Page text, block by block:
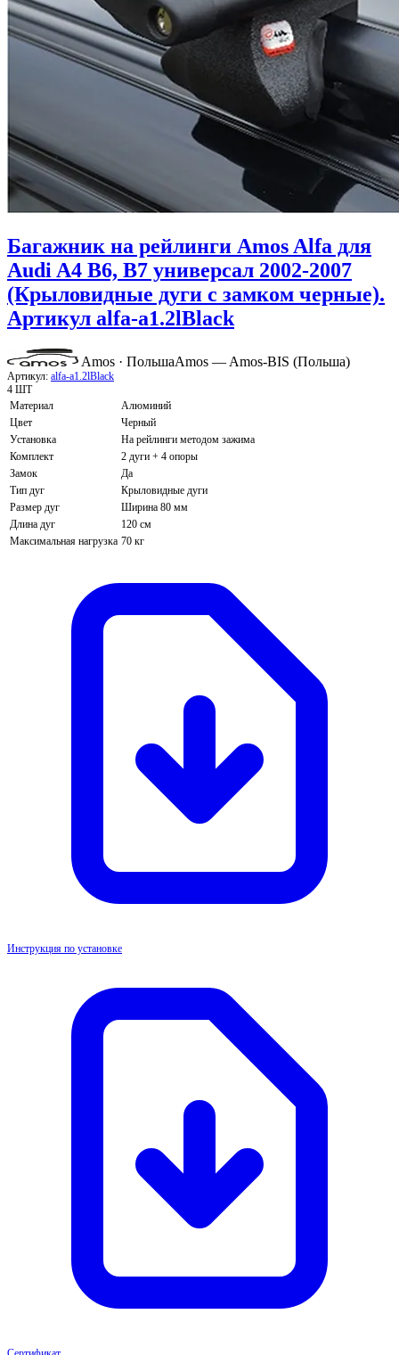
Багажник на рейлинги Amos Alfa для
Audi A4 B6, B7 универсал 2002-2007
(Крыловидные дуги с замком черные).
Артикул alfa-a1.2lBlack
Amos · ПольшаAmos — Amos-BIS (Польша)
Артикул: alfa-a1.2lBlack
4 ШТ
Материал
Алюминий
Цвет
Черный
Установка
На рейлинги методом зажима
Комплект
2 дуги + 4 опоры
Замок
Да
Тип дуг
Крыловидные дуги
Размер дуг
Ширина 80 мм
Длина дуг
120 см
Максимальная нагрузка 70 кг
Инструкция по установке